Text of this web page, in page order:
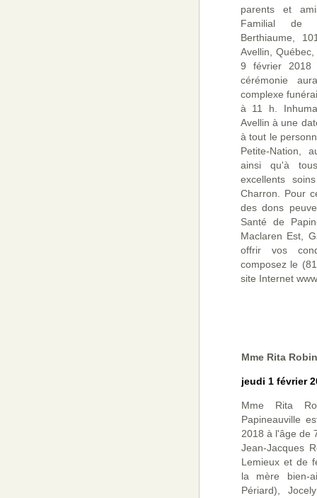
parents et
Familial de
Berthiaume,
Avellin,
9 février
cérémonie
complexe
à 11 h.
Avellin à une
à tout le
Petite-Nation,
ainsi qu'à
excellents
Charron. Pour
des dons
Santé de
Maclaren Est,
offrir vos
composez le
site Internet
Mme Rita
jeudi 1 février
Mme Rita
Papineauville
2018 à l'âge de
Jean-Jacques
Lemieux et de
la mère bien-
Périard),